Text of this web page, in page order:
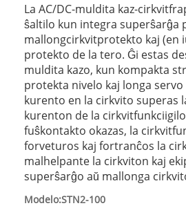
La AC/DC-muldita kaz-
ŝaltilo kun integra superŝarĝa
mallongcirkvitprotekto kaj (en
protekto de la tero. Ĝi estas
muldita kazo, kun kompakta
protekta nivelo kaj longa servo
kurento en la cirkvito superas
kurenton de la
fuŝkontakto okazas, la
forveturos kaj fortranĉos la
malhelpante la cirkviton kaj
superŝarĝo aŭ mallonga
Modelo:STN2-100